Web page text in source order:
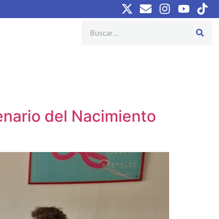
del Nacimiento